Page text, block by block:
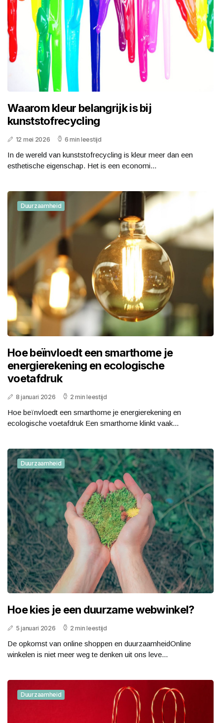
Waarom kleur belangrijk is bij
kunststofrecycling
12 mei 2026 6 min leestijd
In de wereld van kunststofrecycling is kleur meer dan een
esthetische eigenschap. Het is een economi...
Duurzaamheid
Hoe beïnvloedt een smarthome je
energierekening en ecologische
voetafdruk
8 januari 2026 2 min leestijd
Hoe beïnvloedt een smarthome je energierekening en
ecologische voetafdruk Een smarthome klinkt vaak...
Duurzaamheid
Hoe kies je een duurzame webwinkel?
5 januari 2026 2 min leestijd
De opkomst van online shoppen en duurzaamheidOnline
winkelen is niet meer weg te denken uit ons leve...
Duurzaamheid